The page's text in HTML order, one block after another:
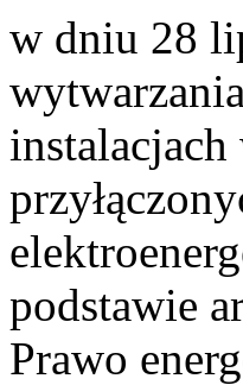
w dniu 28
podstawie
Prawo